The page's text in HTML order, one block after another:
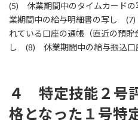
(5) 休業期間中のタイムカード
業期間中の給与明細書の写し
れている口座の通帳（直近の預
し (8) 休業期間中の給与振込口
４ 特定技能２号
格となった１号特